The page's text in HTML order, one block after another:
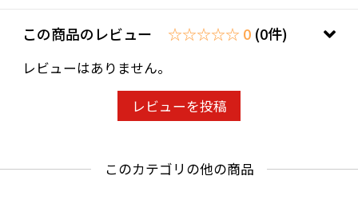
この商品のレビュー ☆☆☆☆☆ 0 (0件)
レビューはありません。
レビューを投稿
このカテゴリの他の商品